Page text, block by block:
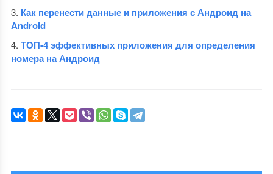
Как перенести данные и приложения с Андроид на
Android
ТОП-4 эффективных приложения для определения
номера на Андроид